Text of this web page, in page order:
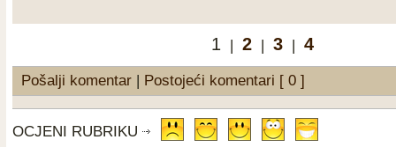
1 | 2 | 3 | 4
Pošalji komentar | Postojeći komentari [ 0 ]
OCJENI RUBRIKU